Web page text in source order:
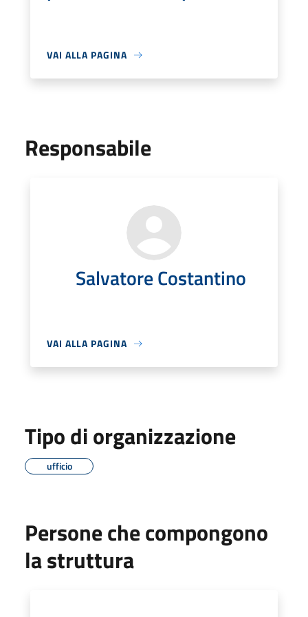
VAI ALLA PAGINA
Responsabile
Salvatore Costantino
VAI ALLA PAGINA
Tipo di organizzazione
ufficio
Persone che compongono
la struttura